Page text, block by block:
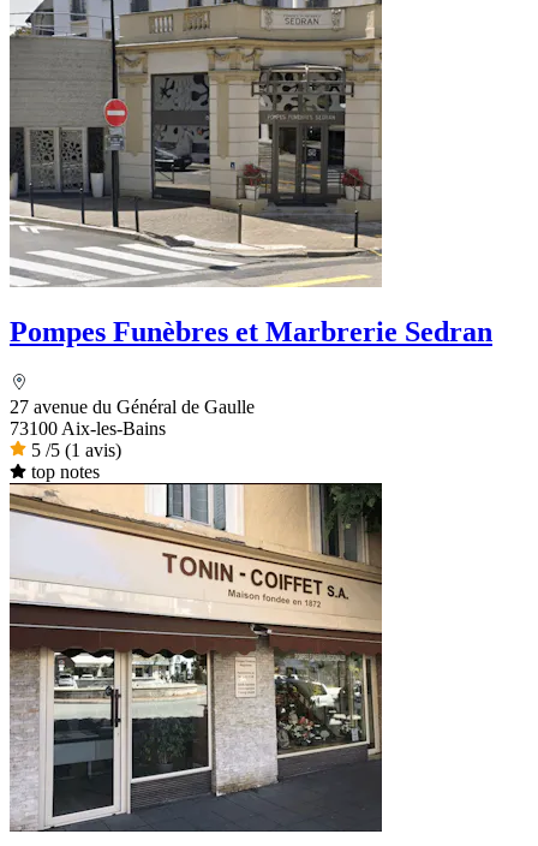
Pompes Funèbres et Marbrerie Sedran
27 avenue du Général de Gaulle
73100 Aix-les-Bains
5 /5 (1 avis)
top notes